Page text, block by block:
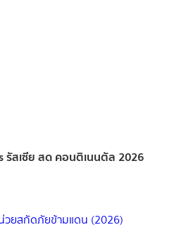
สเซีย สด คอนติเนนตัล 2026